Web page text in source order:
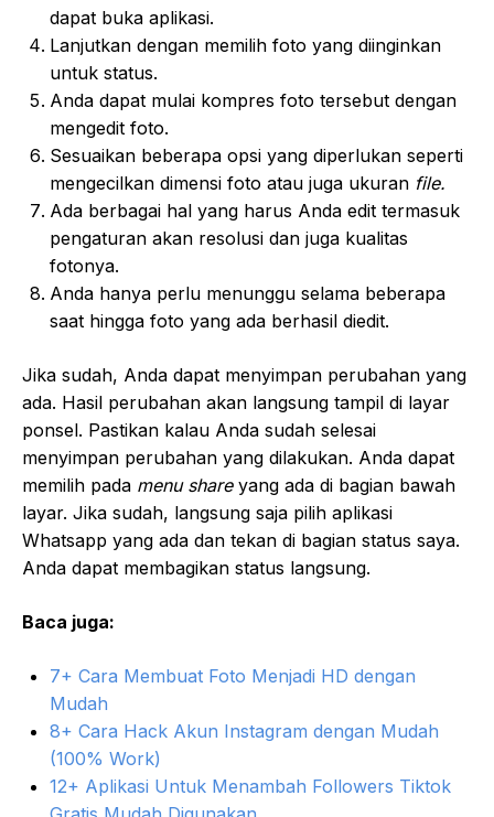
dapat buka aplikasi.
Lanjutkan dengan memilih foto yang diinginkan
untuk status.
Anda dapat mulai kompres foto tersebut dengan
mengedit foto.
Sesuaikan beberapa opsi yang diperlukan seperti
mengecilkan dimensi foto atau juga ukuran file.
Ada berbagai hal yang harus Anda edit termasuk
pengaturan akan resolusi dan juga kualitas
fotonya.
Anda hanya perlu menunggu selama beberapa
saat hingga foto yang ada berhasil diedit.
Jika sudah, Anda dapat menyimpan perubahan yang
ada. Hasil perubahan akan langsung tampil di layar
ponsel. Pastikan kalau Anda sudah selesai
menyimpan perubahan yang dilakukan. Anda dapat
memilih pada menu share yang ada di bagian bawah
layar. Jika sudah, langsung saja pilih aplikasi
Whatsapp yang ada dan tekan di bagian status saya.
Anda dapat membagikan status langsung.
Baca juga:
7+ Cara Membuat Foto Menjadi HD dengan
Mudah
8+ Cara Hack Akun Instagram dengan Mudah
(100% Work)
12+ Aplikasi Untuk Menambah Followers Tiktok